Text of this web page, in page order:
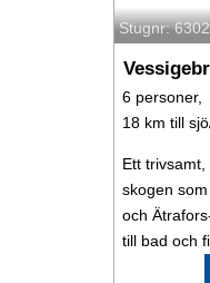
Stugnr:
6 personer,
18 km till
Ett
skogen
och
till bad och